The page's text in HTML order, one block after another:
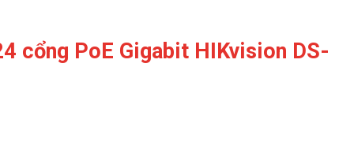
cổng PoE Gigabit HIKvision DS-